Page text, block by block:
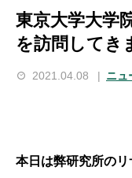
東京大学大学
を訪問してき
2021.04.08 ニュ
本日は弊研究所のリ